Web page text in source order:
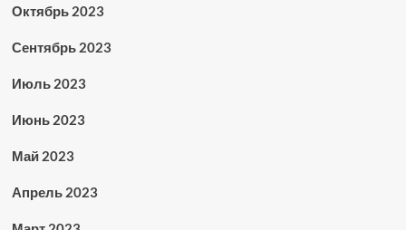
Октябрь 2023
Сентябрь 2023
Июль 2023
Июнь 2023
Май 2023
Апрель 2023